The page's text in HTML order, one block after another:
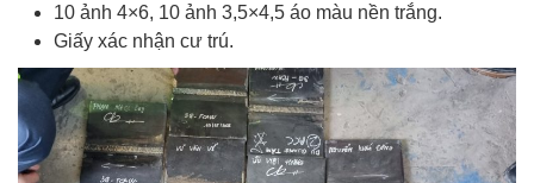
10 ảnh 4×6, 10 ảnh 3,5×4,5 áo màu nền trắng.
Giấy xác nhận cư trú.